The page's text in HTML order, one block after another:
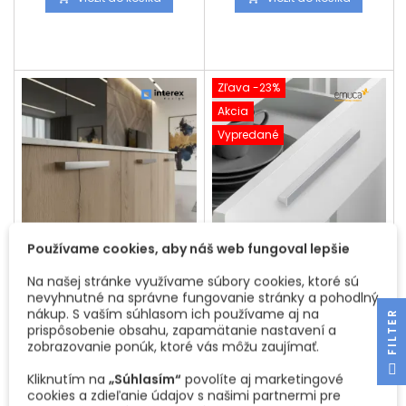
uchyteniu sú súčasťou
hranatému dizajnu pôsobí
kancelárie. Je vyrobená z
kvalitného hliníka, ktorý
zaručuje pevnosť, nízku
hmotnosť a dlhú životnosť. 📏
Rozmery (rozteč / celková
dĺžka): 128...
Moderná a minimalistická
úchytka SAXO vyrobená z
kvalitného hliníka v
prevedení brúsený nerez
riešenie pre kuchyne,
kúpeľne aj nábytok v celom
Cena
4,46 €
 Vložiť do košíka
Zľava -23%
Akcia
Vypredané
Úchytka jednoduchých
tvarov vyrobená z hliníku a
dostupná v rozteči dier 96
mm. Výška úchytky je 14 mm
Cena
2,49 €Základná
3,23 €
 Vložiť do košíka
Používame cookies, aby náš web fungoval lepšie
Na našej stránke využívame súbory cookies, ktoré sú
nevyhnutné na správne fungovanie stránky a pohodlný
nákup. S vaším súhlasom ich používame aj na
prispôsobenie obsahu, zapamätanie nastavení a
zobrazovanie ponúk, ktoré vás môžu zaujímať.
Kliknutím na „Súhlasím“ povolíte aj marketingové
cookies a zdieľanie údajov s našimi partnermi pre
R